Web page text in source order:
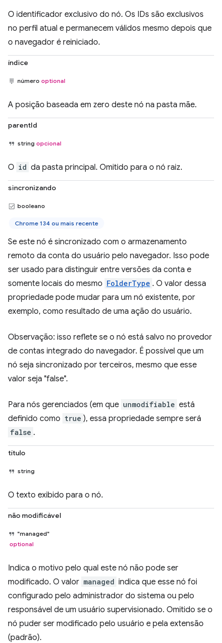
O identificador exclusivo do nó. Os IDs são exclusivos
no perfil atual e permanecem válidos mesmo depois que
o navegador é reiniciado.
índice
número optional
A posição baseada em zero deste nó na pasta mãe.
parentId
string opcional
O id da pasta principal. Omitido para o nó raiz.
sincronizando
booleano
Chrome 134 ou mais recente
Se este nó é sincronizado com o armazenamento
remoto da conta do usuário pelo navegador. Isso pode
ser usado para distinguir entre versões da conta e
somente locais do mesmo FolderType . O valor dessa
propriedade pode mudar para um nó existente, por
exemplo, como resultado de uma ação do usuário.
Observação: isso reflete se o nó está salvo no provedor
de contas integrado do navegador. É possível que um
nó seja sincronizado por terceiros, mesmo que esse
valor seja "false".
Para nós gerenciados (em que unmodifiable está
definido como true ), essa propriedade sempre será
false .
título
string
O texto exibido para o nó.
não modificável
"managed"
optional
Indica o motivo pelo qual este nó não pode ser
modificado. O valor managed indica que esse nó foi
configurado pelo administrador do sistema ou pelo
responsável de um usuário supervisionado. Omitido se o
nó puder ser modificado pelo usuário e pela extensão
(padrão).